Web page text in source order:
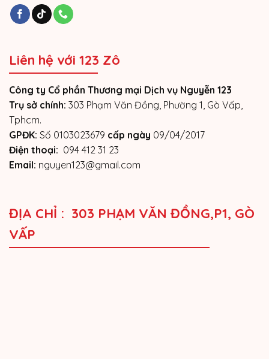
Liên hệ với 123 Zô
Công ty Cổ phần Thương mại Dịch vụ Nguyễn 123
Trụ sở chính: 303 Phạm Văn Đồng, Phường 1, Gò Vấp,
Tphcm.
GPĐK: Số 0103023679 cấp ngày 09/04/2017
Điện thoại: 094 412 31 23
Email: nguyen123@gmail.com
ĐỊA CHỈ : 303 PHẠM VĂN ĐỒNG,P1, GÒ
VẤP